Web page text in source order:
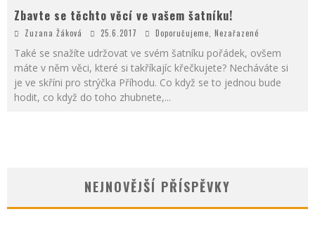
Zbavte se těchto věcí ve vašem šatníku!
Zuzana Žáková 25.6.2017 Doporučujeme Nezařazené
Také se snažíte udržovat ve svém šatníku pořádek, ovšem
máte v něm věci, které si takříkajíc křečkujete? Necháváte si
je ve skříni pro strýčka Příhodu. Co když se to jednou bude
hodit, co když do toho zhubnete,...
NEJNOVĚJŠÍ PŘÍSPĚVKY